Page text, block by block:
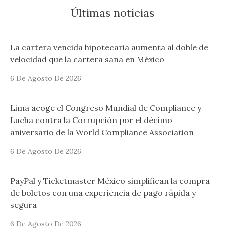
Últimas notícias
La cartera vencida hipotecaria aumenta al doble de
velocidad que la cartera sana en México
6 De Agosto De 2026
Lima acoge el Congreso Mundial de Compliance y
Lucha contra la Corrupción por el décimo
aniversario de la World Compliance Association
6 De Agosto De 2026
PayPal y Ticketmaster México simplifican la compra
de boletos con una experiencia de pago rápida y
segura
6 De Agosto De 2026